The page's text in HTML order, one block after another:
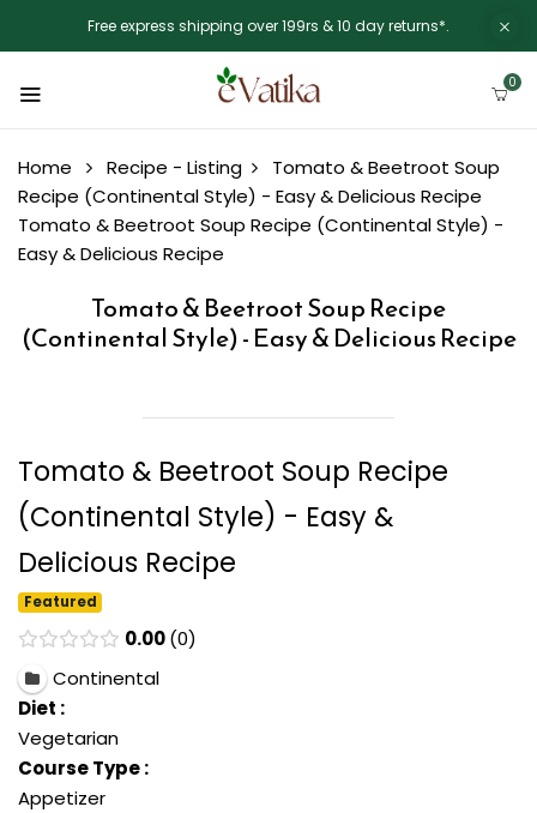
Free express shipping over 199rs & 10 day returns*.
0
Home Recipe - Listing
Tomato & Beetroot Soup
Recipe (Continental Style) - Easy & Delicious Recipe
Tomato & Beetroot Soup Recipe (Continental Style) -
Easy & Delicious Recipe
Tomato & Beetroot Soup Recipe
(Continental Style) - Easy & Delicious Recipe
Tomato & Beetroot Soup Recipe
(Continental Style) - Easy &
Delicious Recipe
Featured
0.00 0
Continental
Diet :
Vegetarian
Course Type :
Appetizer